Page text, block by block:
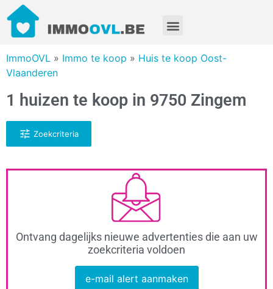
ImmoOVL » Immo te koop » Huis te koop Oost-
Vlaanderen
1 huizen te koop in 9750 Zingem
Zoekcriteria
Ontvang dagelijks nieuwe advertenties die aan uw
zoekcriteria voldoen
e-mail alert aanmaken